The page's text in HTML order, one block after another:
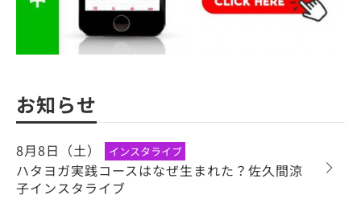
お知らせ
8月8日（土） インスタライブ
ハタヨガ実践コースはなぜ生まれた？佐久間涼
子インスタライブ